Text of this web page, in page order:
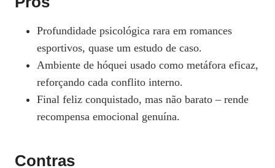
Profundidade psicológica rara em romances
esportivos, quase um estudo de caso.
Ambiente de hóquei usado como metáfora eficaz,
reforçando cada conflito interno.
Final feliz conquistado, mas não barato – rende
recompensa emocional genuína.
Contras